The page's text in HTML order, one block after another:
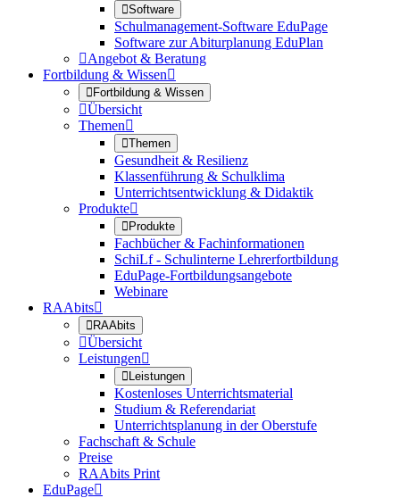
Software
Schulmanagement-Software EduPage
Software zur Abiturplanung EduPlan
Angebot & Beratung
Fortbildung & Wissen
Fortbildung & Wissen
Übersicht
Themen
Themen
Gesundheit & Resilienz
Klassenführung & Schulklima
Unterrichtsentwicklung & Didaktik
Produkte
Produkte
Fachbücher & Fachinformationen
SchiLf - Schulinterne Lehrerfortbildung
EduPage-Fortbildungsangebote
Webinare
RAAbits
RAAbits
Übersicht
Leistungen
Leistungen
Kostenloses Unterrichtsmaterial
Studium & Referendariat
Unterrichtsplanung in der Oberstufe
Fachschaft & Schule
Preise
RAAbits Print
EduPage